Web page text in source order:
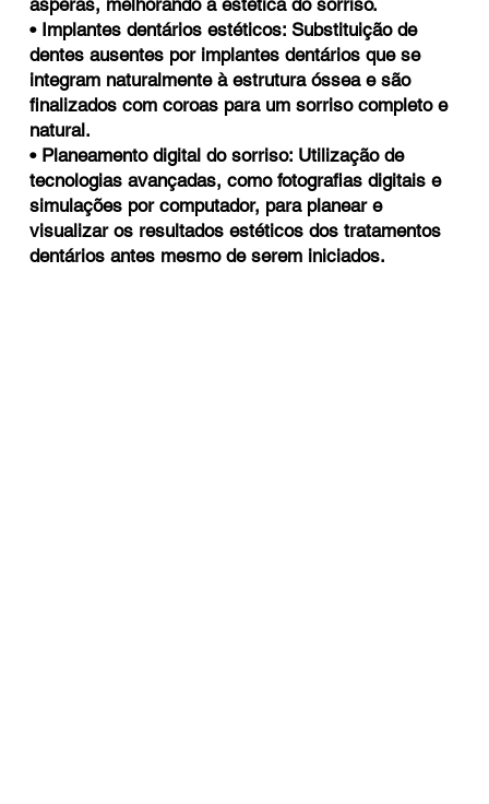
• Implantes dentários estéticos: Substituição de
dentes ausentes por implantes dentários que se
integram naturalmente à estrutura óssea e são
finalizados com coroas para um sorriso completo e
natural.
• Planeamento digital do sorriso: Utilização de
tecnologias avançadas, como fotografias digitais e
simulações por computador, para planear e
visualizar os resultados estéticos dos tratamentos
dentários antes mesmo de serem iniciados.